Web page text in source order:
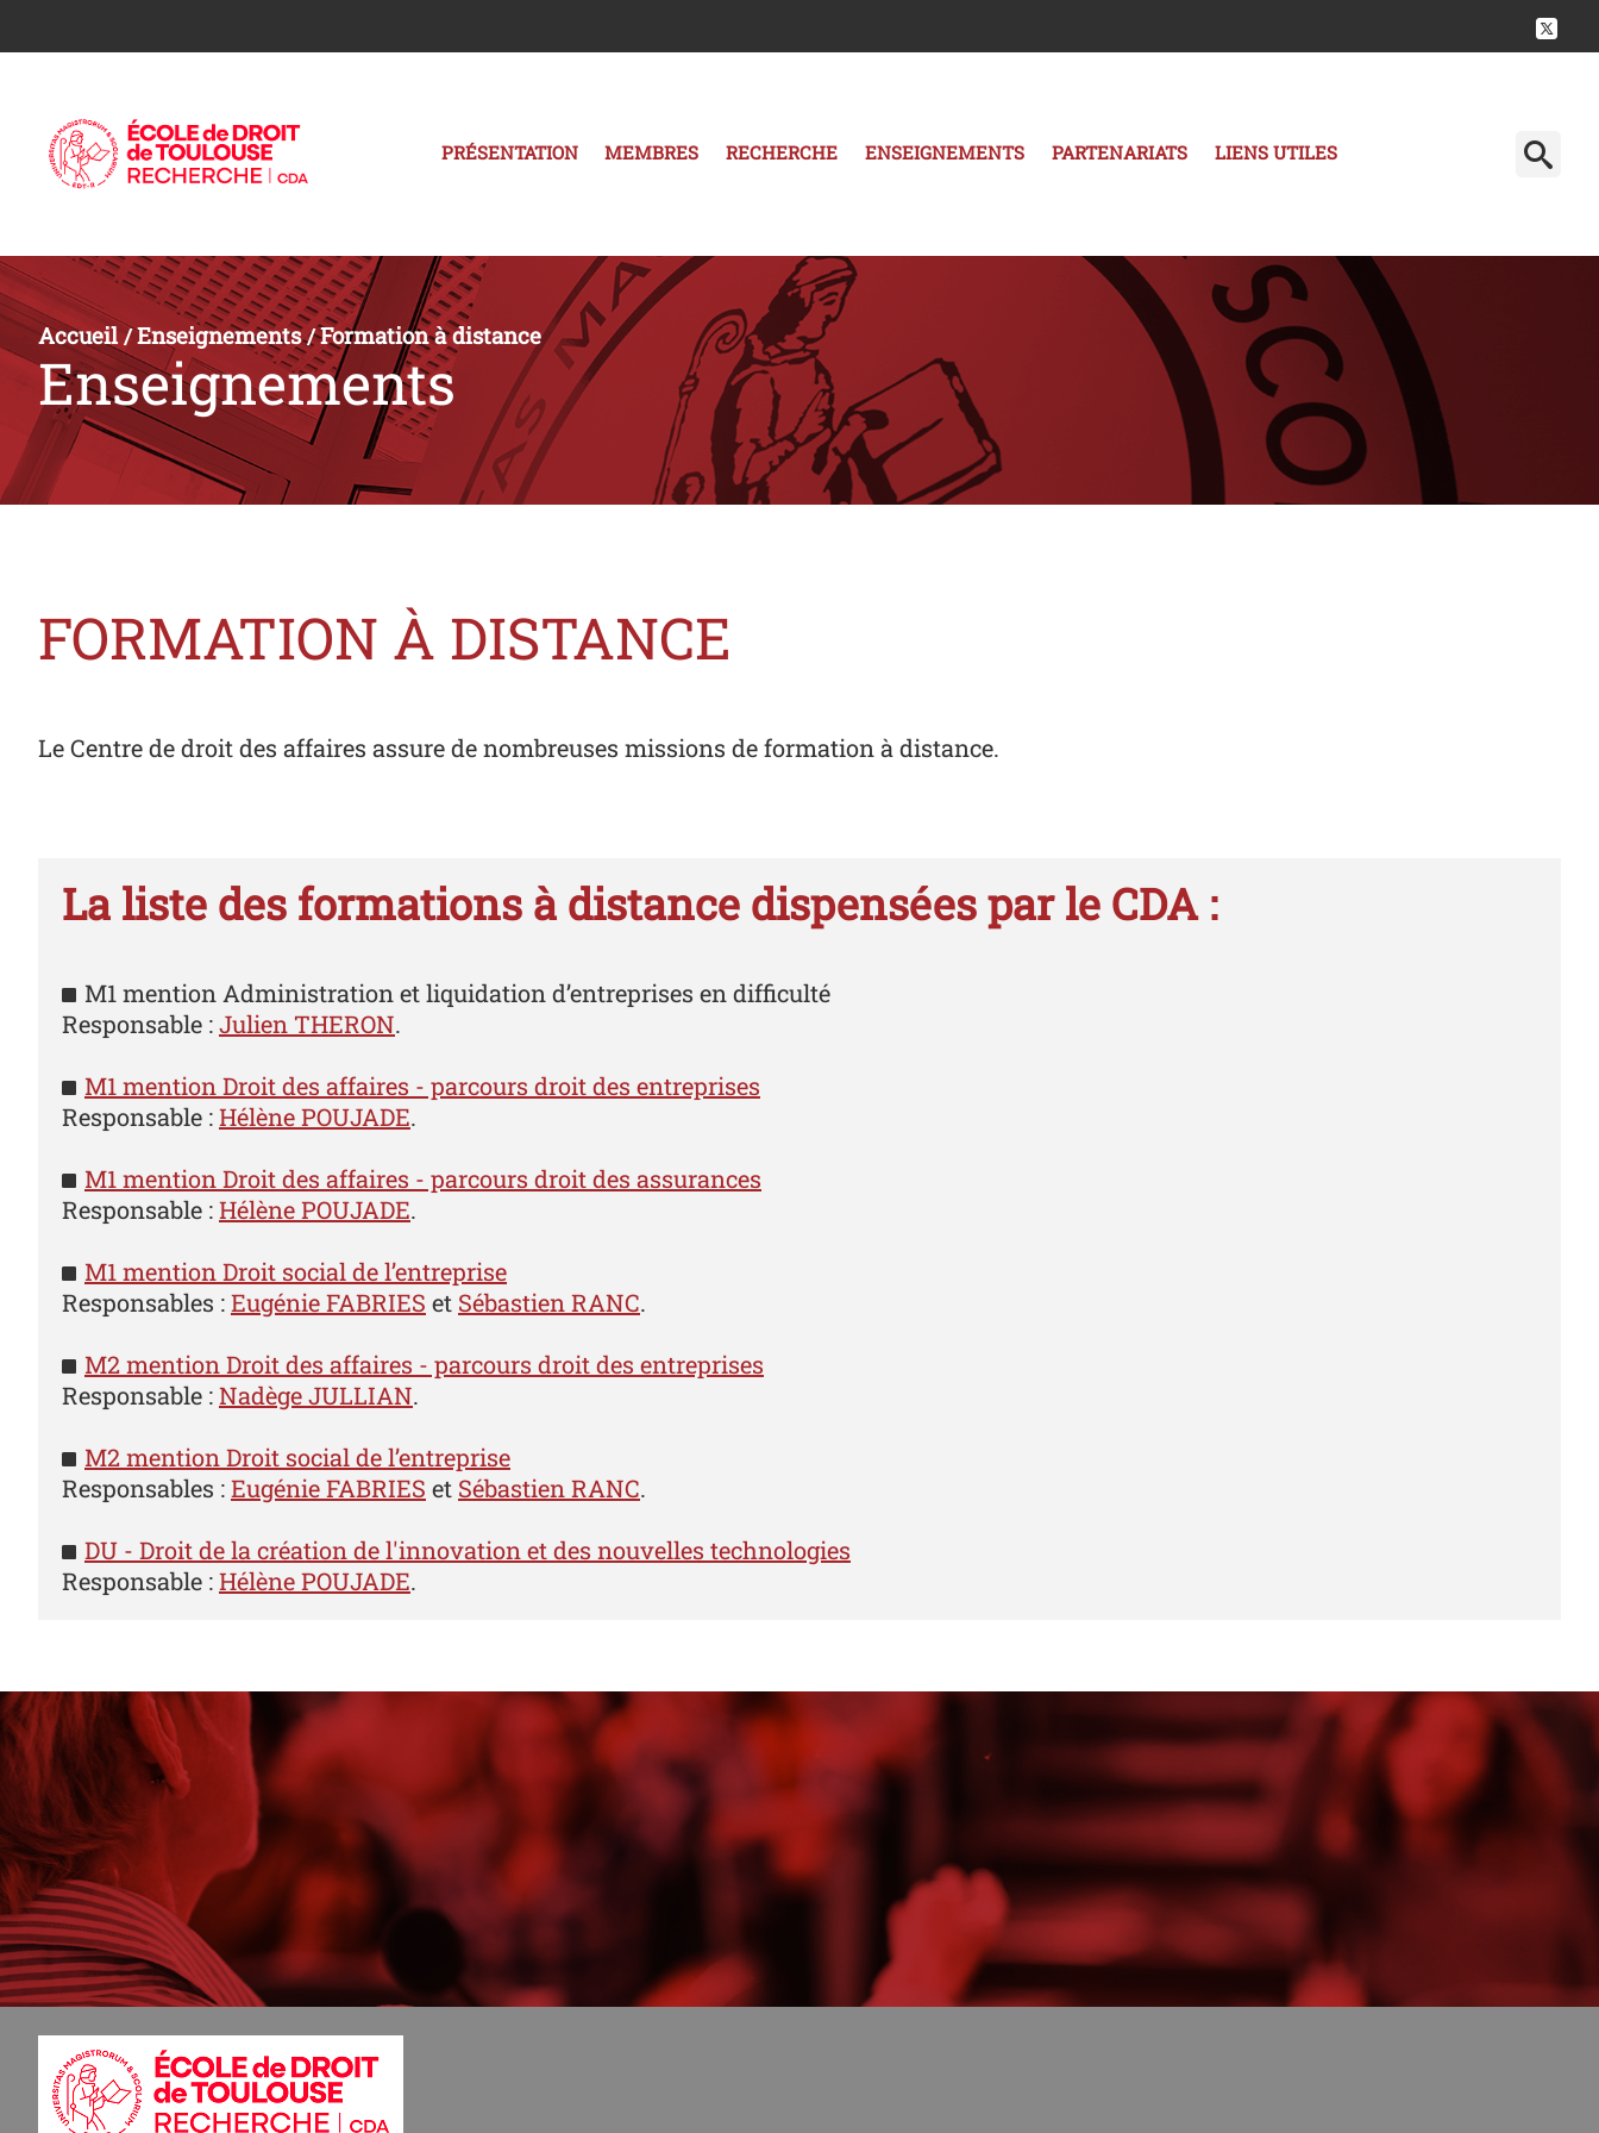
PRÉSENTATION MEMBRES RECHERCHE ENSEIGNEMENTS PARTENARIATS LIENS UTILES
Accueil/Enseignements/Formation à distance
Enseignements
FORMATION À DISTANCE
Le Centre de droit des affaires assure de nombreuses missions de formation à distance.
La liste des formations à distance dispensées par le CDA :
M1 mention Administration et liquidation d’entreprises en difficulté
Responsable :Julien THERON.
M1 mention Droit des affaires - parcours droit des entreprises
Responsable :Hélène POUJADE.
M1 mention Droit des affaires - parcours droit des assurances
Responsable :Hélène POUJADE.
M1 mention Droit social de l’entreprise
Responsables :Eugénie FABRIES et Sébastien RANC.
M2 mention Droit des affaires - parcours droit des entreprises
Responsable :Nadège JULLIAN.
M2 mention Droit social de l’entreprise
Responsables :Eugénie FABRIES et Sébastien RANC.
DU - Droit de la création de l'innovation et des nouvelles technologies
Responsable :Hélène POUJADE.